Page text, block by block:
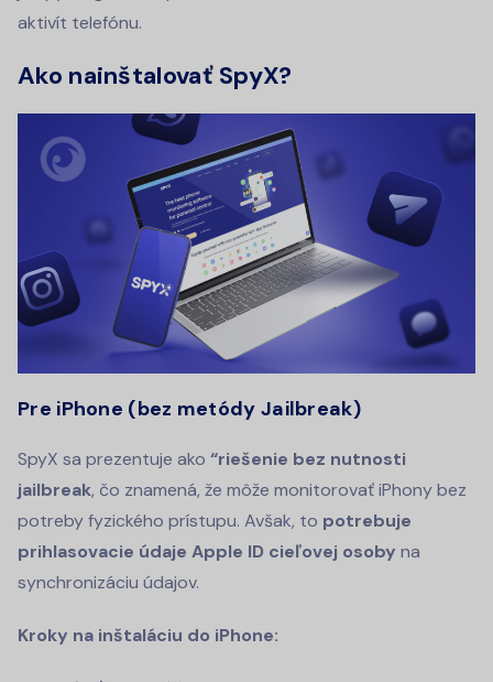
aktivít telefónu.
Ako nainštalovať SpyX?
Pre iPhone (bez metódy Jailbreak)
SpyX sa prezentuje ako “riešenie bez nutnosti
jailbreak, čo znamená, že môže monitorovať iPhony bez
potreby fyzického prístupu. Avšak, to potrebuje
prihlasovacie údaje Apple ID cieľovej osoby na
synchronizáciu údajov.
Kroky na inštaláciu do iPhone: